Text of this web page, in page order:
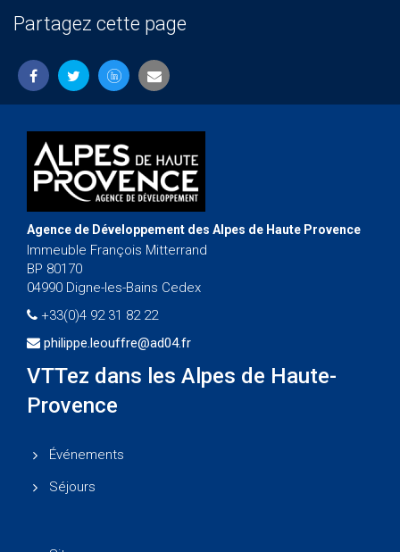
Partagez cette page
Agence de Développement des Alpes de Haute Provence
Immeuble François Mitterrand
BP 80170
04990 Digne-les-Bains Cedex
+33(0)4 92 31 82 22
philippe.leouffre@ad04.fr
VTTez dans les Alpes de Haute-
Provence
Événements
Séjours